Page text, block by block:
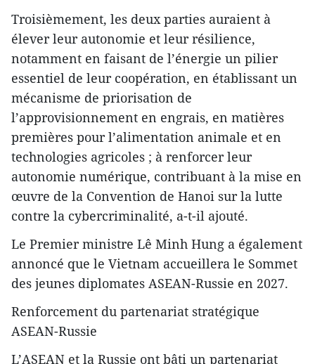
Troisièmement, les deux parties auraient à
élever leur autonomie et leur résilience,
notamment en faisant de l’énergie un pilier
essentiel de leur coopération, en établissant un
mécanisme de priorisation de
l’approvisionnement en engrais, en matières
premières pour l’alimentation animale et en
technologies agricoles ; à renforcer leur
autonomie numérique, contribuant à la mise en
œuvre de la Convention de Hanoi sur la lutte
contre la cybercriminalité, a-t-il ajouté.
Le Premier ministre Lê Minh Hung a également
annoncé que le Vietnam accueillera le Sommet
des jeunes diplomates ASEAN-Russie en 2027.
Renforcement du partenariat stratégique
ASEAN-Russie
L’ASEAN et la Russie ont bâti un partenariat